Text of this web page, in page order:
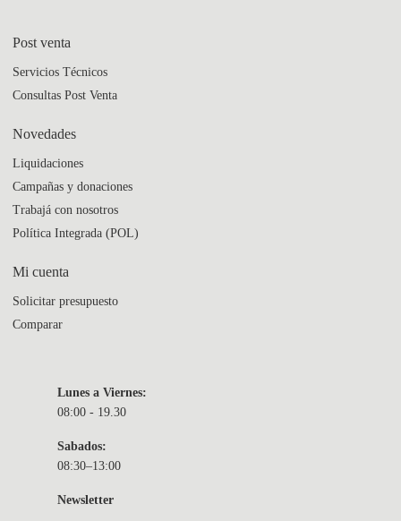
Post venta
Servicios Técnicos
Consultas Post Venta
Novedades
Liquidaciones
Campañas y donaciones
Trabajá con nosotros
Política Integrada (POL)
Mi cuenta
Solicitar presupuesto
Comparar
Lunes a Viernes:
08:00 - 19.30
Sabados:
08:30–13:00
Newsletter